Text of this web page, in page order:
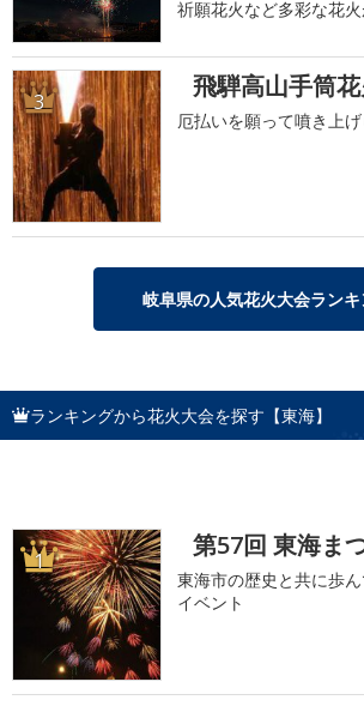
祈願花火など多彩な花
3 飛騨高山手筒
厄払いを願って噴き上
岐阜県の人気花火大会ラン
ランキングから花火大会を探す【東海】
1 第57回 東海ま
東海市の歴史と共に歩
イベント